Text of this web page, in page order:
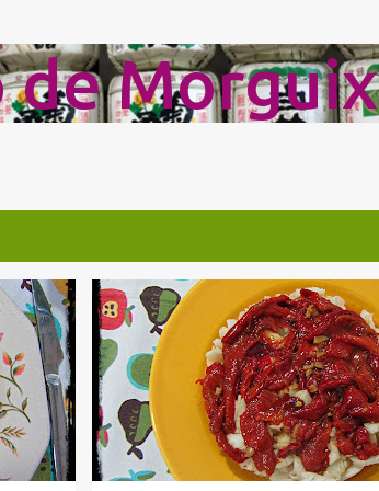
de Morguix
BACALAO ENSALADAS ENTRANTES